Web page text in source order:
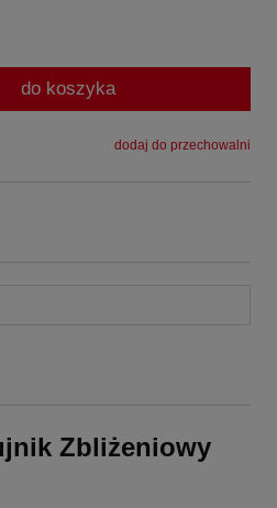
do koszyka
dodaj do przechowalni
kosztów płatności
Zbliżeniowy